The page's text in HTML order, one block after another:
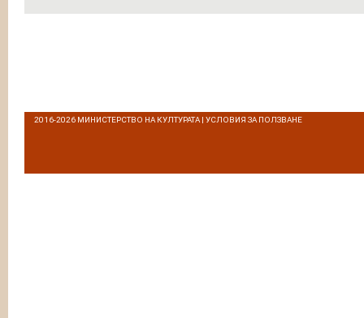
2016-2026 МИНИСТЕРСТВО НА КУЛТУРАТА | УСЛОВИЯ ЗА ПОЛЗВАНЕ